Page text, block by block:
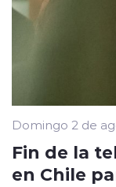
Domingo 2 de
Fin de la
en Chile